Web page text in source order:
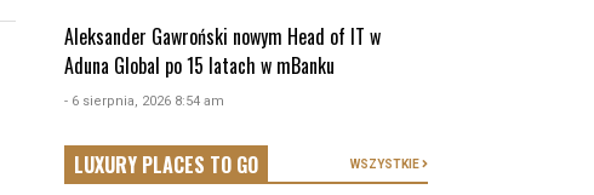
Aleksander Gawroński nowym Head of IT w
Aduna Global po 15 latach w mBanku
- 6 sierpnia, 2026 8:54 am
LUXURY PLACES TO GO WSZYSTKIE